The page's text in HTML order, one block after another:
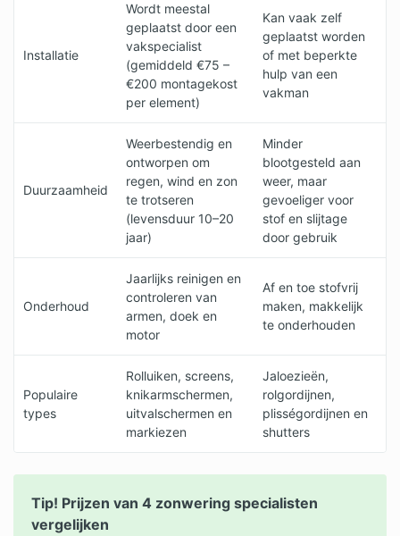
Installatie
Wordt meestal
geplaatst door een
vakspecialist
(gemiddeld €75 –
€200 montagekost
per element)
Kan vaak zelf
geplaatst worden
of met beperkte
hulp van een
vakman
Duurzaamheid
Weerbestendig en
ontworpen om
regen, wind en zon
te trotseren
(levensduur 10–20
jaar)
Minder
blootgesteld aan
weer, maar
gevoeliger voor
stof en slijtage
door gebruik
Onderhoud
Jaarlijks reinigen en
controleren van
armen, doek en
motor
Af en toe stofvrij
maken, makkelijk
te onderhouden
Populaire
types
Rolluiken, screens,
knikarmschermen,
uitvalschermen en
markiezen
Jaloezieën,
rolgordijnen,
plisségordijnen en
shutters
Tip! Prijzen van 4 zonwering specialisten
vergelijken